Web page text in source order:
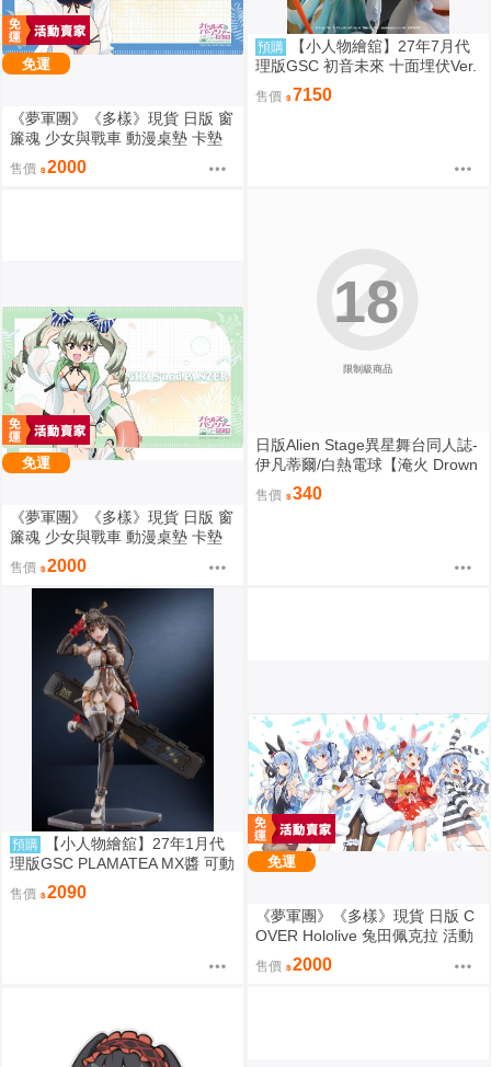
免運
《夢軍團》《多樣》現貨 日版 窗
簾魂 少女與戰車 動漫桌墊 卡墊
大吉嶺 泳裝ver.
售價 2000
預購
【小人物繪舘】27年7月代
理版GSC 初音未來 十面埋伏Ver.
1/7 PVC完成品
售價 7150
免運
《夢軍團》《多樣》現貨 日版 窗
簾魂 少女與戰車 動漫桌墊 卡墊
安丘比 泳裝ver.
售價 2000
限制級商品
18
日版Alien Stage異星舞台同人誌-
伊凡蒂爾/白熱電球【淹火 Drown
ed Flame】
售價 340
預購
【小人物繪舘】27年1月代
理版GSC PLAMATEA MX醬 可動
組裝模型
售價 2090
免運
《夢軍團》《多樣》現貨 日版 C
OVER Hololive 兔田佩克拉 活動
4周年紀念 動漫桌墊 卡墊 全員
售價 2000